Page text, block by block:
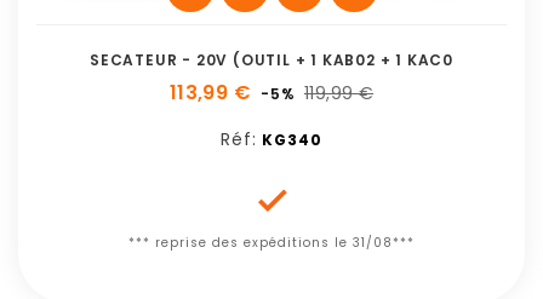
SECATEUR - 20V (OUTIL + 1 KAB02 + 1 KAC0
113,99 € -5% 119,99 €
Réf: KG340

*** reprise des expéditions le 31/08***